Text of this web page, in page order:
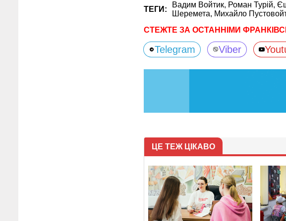
ТЕГИ:
Вадим Войтик, Роман Турій,
Шеремета, Михайло
СТЕЖТЕ ЗА ОСТАННІМИ
Telegram Viber
ЦЕ ТЕЖ ЦІКАВО